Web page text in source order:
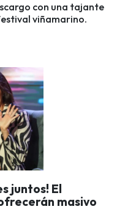
con una tajante
viñamarino.
juntos! El
masivo